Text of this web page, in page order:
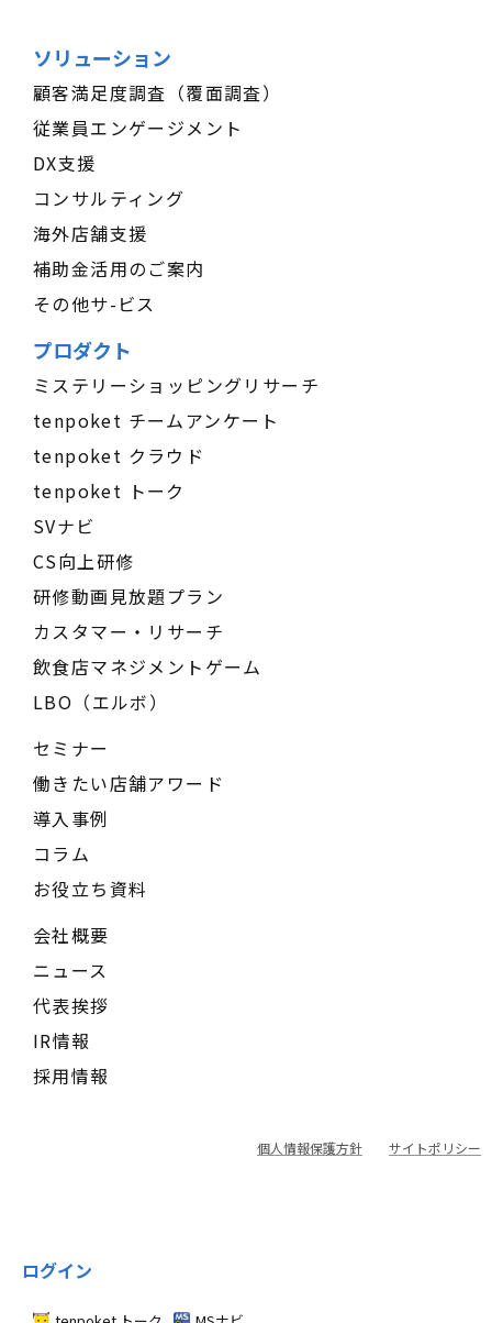
ソリューション
顧客満足度調査（覆面調査）
従業員エンゲージメント
DX支援
コンサルティング
海外店舗支援
補助金活用のご案内
その他サ-ビス
プロダクト
ミステリーショッピングリサーチ
tenpoket チームアンケート
tenpoket クラウド
tenpoket トーク
SVナビ
CS向上研修
研修動画見放題プラン
カスタマー・リサーチ
飲食店マネジメントゲーム
LBO（エルボ）
セミナー
働きたい店舗アワード
導入事例
コラム
お役立ち資料
会社概要
ニュース
代表挨拶
IR情報
採用情報
個人情報保護方針 サイトポリシー
ログイン